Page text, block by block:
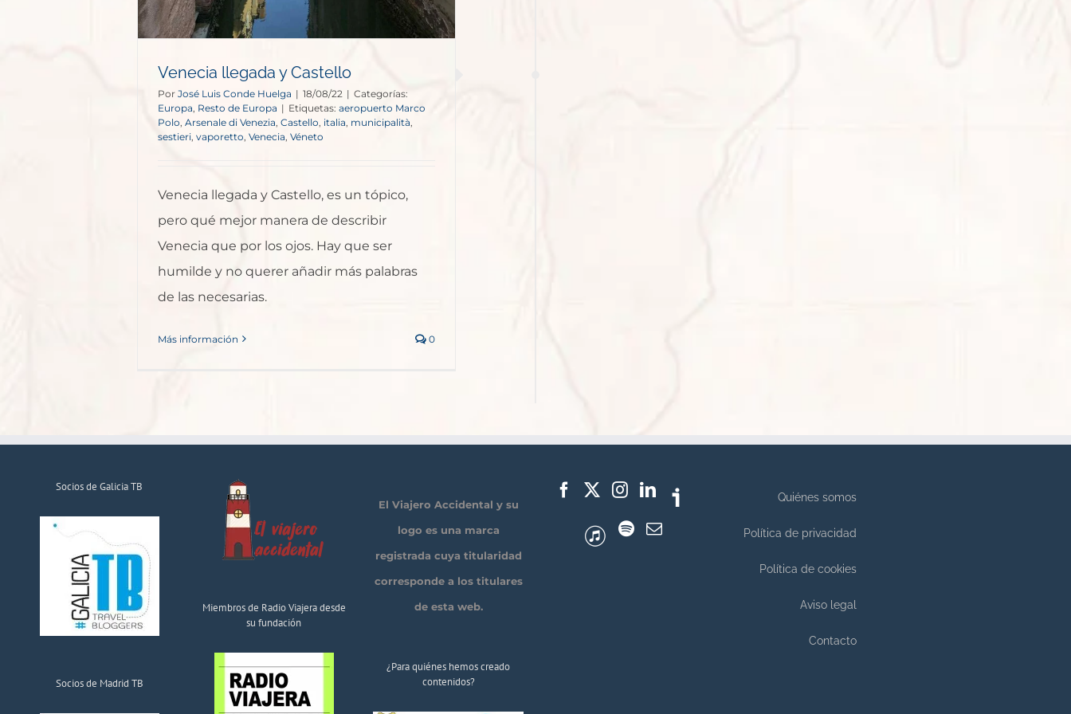
Venecia llegada y Castello
Por José Luis Conde Huelga | 18/08/22 | Categorías:
Europa Resto de Europa | Etiquetas: aeropuerto Marco
Polo Arsenale di Venezia, Castello italia municipalità,
sestieri vaporetto, Venecia, Véneto
Venecia llegada y Castello, es un tópico,
pero qué mejor manera de describir
Venecia que por los ojos. Hay que ser
humilde y no querer añadir más palabras
de las necesarias.
Más información 0
Socios de Galicia TB
Socios de Madrid TB
Miembros de Radio Viajera desde
su fundación
El Viajero Accidental y su
logo es una marca
registrada cuya titularidad
corresponde a los titulares
de esta web.
¿Para quiénes hemos creado
contenidos?
Quiénes somos
Política de privacidad
Política de cookies
Aviso legal
Contacto